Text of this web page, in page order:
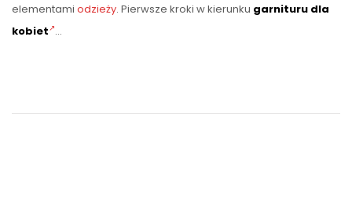
elementami odzieży. Pierwsze kroki w kierunku garnituru dla
kobiet …